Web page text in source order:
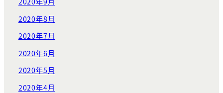
2020年8月
2020年7月
2020年6月
2020年5月
2020年4月